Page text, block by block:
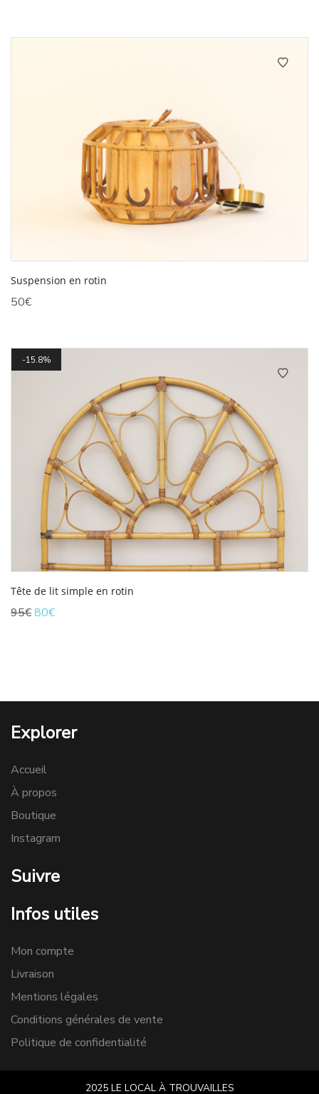
Suspension en rotin
50€
15.8%
Tête de lit simple en rotin
95€Le
80€Le
Explorer
Accueil
À propos
Boutique
Instagram
Suivre
Infos utiles
Mon compte
Livraison
Mentions légales
Conditions générales de vente
Politique de confidentialité
2025 LE LOCAL À TROUVAILLES